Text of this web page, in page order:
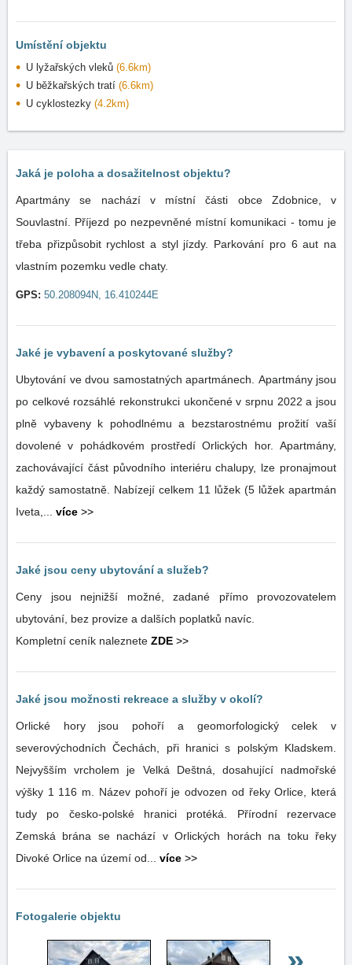
Umístění objektu
U lyžařských vleků (6.6km)
U běžkařských tratí (6.6km)
U cyklostezky (4.2km)
Jaká je poloha a dosažitelnost objektu?
Apartmány se nachází v místní části obce Zdobnice, v
Souvlastní. Příjezd po nezpevněné místní komunikaci - tomu je
třeba přizpůsobit rychlost a styl jízdy. Parkování pro 6 aut na
vlastním pozemku vedle chaty.
GPS: 50.208094N, 16.410244E
Jaké je vybavení a poskytované služby?
Ubytování ve dvou samostatných apartmánech. Apartmány jsou
po celkové rozsáhlé rekonstrukci ukončené v srpnu 2022 a jsou
plně vybaveny k pohodlnému a bezstarostnému prožití vaší
dovolené v pohádkovém prostředí Orlických hor. Apartmány,
zachovávající část původního interiéru chalupy, lze pronajmout
každý samostatně. Nabízejí celkem 11 lůžek (5 lůžek apartmán
Iveta,... více >>
Jaké jsou ceny ubytování a služeb?
Ceny jsou nejnižší možné, zadané přímo provozovatelem
ubytování, bez provize a dalších poplatků navíc.
Kompletní ceník naleznete ZDE >>
Jaké jsou možnosti rekreace a služby v okolí?
Orlické hory jsou pohoří a geomorfologický celek v
severovýchodních Čechách, při hranici s polským Kladskem.
Nejvyšším vrcholem je Velká Deštná, dosahující nadmořské
výšky 1 116 m. Název pohoří je odvozen od řeky Orlice, která
tudy po česko-polské hranici protéká. Přírodní rezervace
Zemská brána se nachází v Orlických horách na toku řeky
Divoké Orlice na území od... více >>
Fotogalerie objektu